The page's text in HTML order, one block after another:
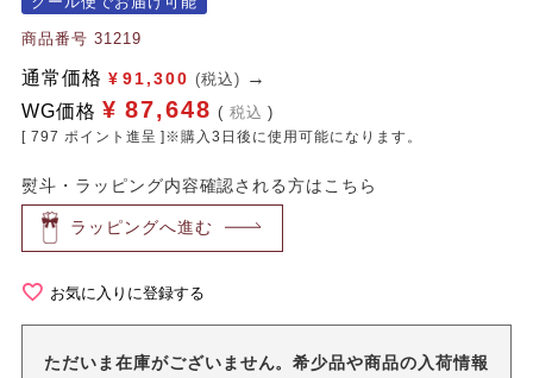
商品番号 31219
通常価格 ¥ 91,300 (税込)
WG価格 ¥ 87,648 税込
[ 797 ポイント進呈 ]※購入3日後に使用可能になります。
熨斗・ラッピング内容確認される方はこちら
ラッピングへ進む
お気に入りに登録する
ただいま在庫がございません。希少品や商品の入荷情報